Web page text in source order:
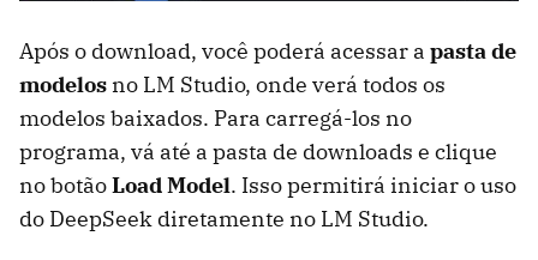
Após o download, você poderá acessar a pasta de
modelos no LM Studio, onde verá todos os
modelos baixados. Para carregá-los no
programa, vá até a pasta de downloads e clique
no botãoLoad Model. Isso permitirá iniciar o uso
do DeepSeek diretamente no LM Studio.